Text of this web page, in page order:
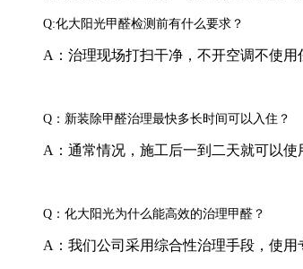
Q:化大阳光甲醛检测前有什么要求？
A：治理现场打扫干净，不开空调不使用
Q：新装除甲醛治理最快多长时间可以入住？
A：通常情况，施工后一到二天就可以使
Q：化大阳光为什么能高效的治理甲醛？
A：我们公司采用综合性治理手段，使